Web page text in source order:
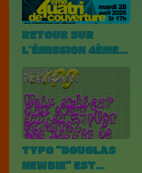
RETOUR SUR
L'ÉMISSION 4ÈME
DE COUVERTURE
AVEC ERIC
TOUSSAINT
TYPO "DOUGLAS
NEWBIE" EST